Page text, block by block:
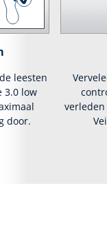
leesten
3.0 low
door.